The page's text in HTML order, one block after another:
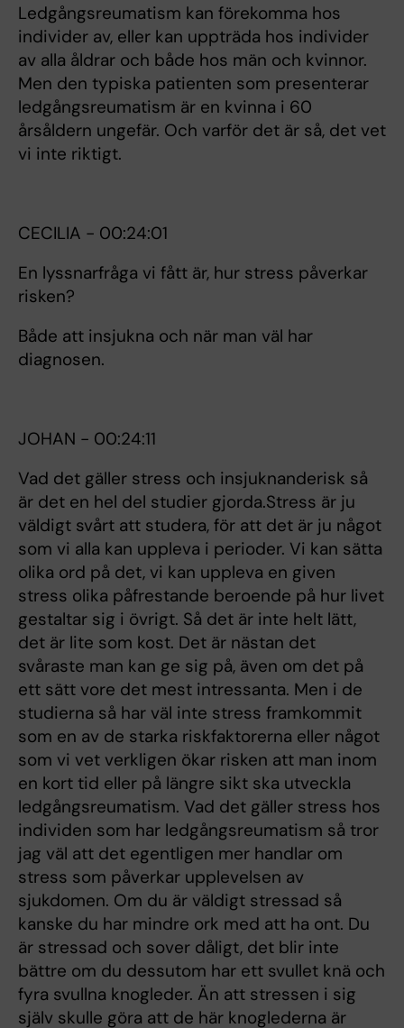
Ledgångsreumatism kan förekomma hos
individer av, eller kan uppträda hos individer
av alla åldrar och både hos män och kvinnor.
Men den typiska patienten som presenterar
ledgångsreumatism är en kvinna i 60
årsåldern ungefär. Och varför det är så, det vet
vi inte riktigt.
CECILIA - 00:24:01
En lyssnarfråga vi fått är, hur stress påverkar
risken?
Både att insjukna och när man väl har
diagnosen.
JOHAN - 00:24:11
Vad det gäller stress och insjuknanderisk så
är det en hel del studier gjorda.Stress är ju
väldigt svårt att studera, för att det är ju något
som vi alla kan uppleva i perioder. Vi kan sätta
olika ord på det, vi kan uppleva en given
stress olika påfrestande beroende på hur livet
gestaltar sig i övrigt. Så det är inte helt lätt,
det är lite som kost. Det är nästan det
svåraste man kan ge sig på, även om det på
ett sätt vore det mest intressanta. Men i de
studierna så har väl inte stress framkommit
som en av de starka riskfaktorerna eller något
som vi vet verkligen ökar risken att man inom
en kort tid eller på längre sikt ska utveckla
ledgångsreumatism. Vad det gäller stress hos
individen som har ledgångsreumatism så tror
jag väl att det egentligen mer handlar om
stress som påverkar upplevelsen av
sjukdomen. Om du är väldigt stressad så
kanske du har mindre ork med att ha ont. Du
är stressad och sover dåligt, det blir inte
bättre om du dessutom har ett svullet knä och
fyra svullna knogleder. Än att stressen i sig
själv skulle göra att de här knoglederna är